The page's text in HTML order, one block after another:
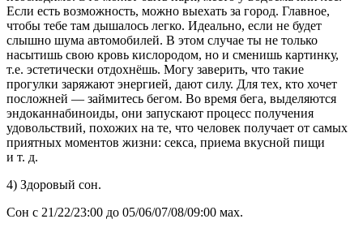
Если есть возможность, можно выехать за город. Главное,
чтобы тебе там дышалось легко. Идеально, если не будет
слышно шума автомобилей. В этом случае ты не только
насытишь свою кровь кислородом, но и сменишь картинку,
т.е. эстетически отдохнёшь. Могу заверить, что такие
прогулки заряжают энергией, дают силу. Для тех, кто хочет
посложней — займитесь бегом. Во время бега, выделяются
эндоканнабиноиды, они запускают процесс получения
удовольствий, похожих на те, что человек получает от самых
приятных моментов жизни: секса, приема вкусной пищи
и т. д.
4) Здоровый сон.
Сон с 21/22/23:00 до 05/06/07/08/09:00 мах.